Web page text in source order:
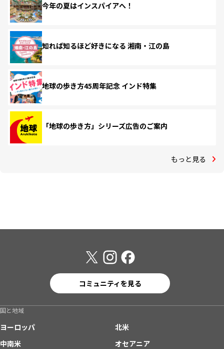
今年の夏はインスパイアへ！
知れば知るほど好きになる 湘南・江の島
地球の歩き方45周年記念 インド特集
「地球の歩き方」シリーズ広告のご案内
もっと見る
コミュニティを見る
国と地域
ヨーロッパ
北米
中南米
オセアニア